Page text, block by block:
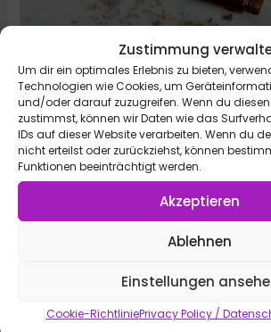
Zustimmung
Um dir ein optimales Erlebnis zu bieten,
Technologien wie Cookies, um
und/oder darauf zuzugreifen. Wenn du
zustimmst, können wir Daten wie das
IDs auf dieser Website verarbeiten. Wenn du
nicht erteilst oder zurückziehst, können
Funktionen beeinträchtigt werden.
Akzeptieren
Ablehnen
Einstellungen
Cookie-RichtliniePrivacy Policy /
körperliche Gesundheit
Die 10 bekanntesten ätherischen Öle:
Anwendung (Tabelle als PDF)